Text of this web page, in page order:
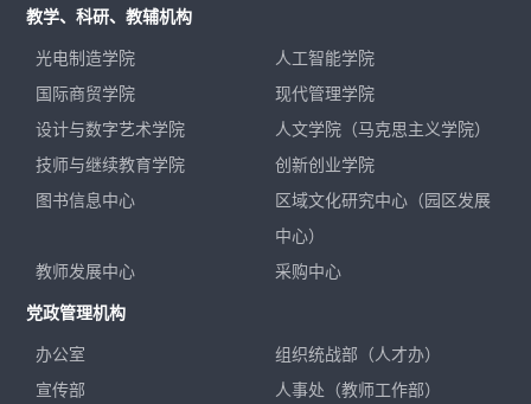
教学、科研、教辅机构
光电制造学院
人工智能学院
国际商贸学院
现代管理学院
设计与数字艺术学院
人文学院（马克思主义学院）
技师与继续教育学院
创新创业学院
图书信息中心
区域文化研究中心（园区发展
中心）
教师发展中心
采购中心
党政管理机构
办公室
组织统战部（人才办）
宣传部
人事处（教师工作部）